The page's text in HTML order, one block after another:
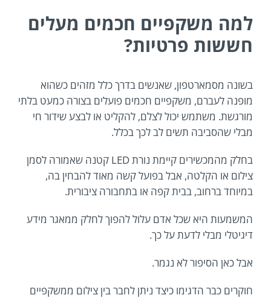
למה משקפיים חכמים מעלים
חששות פרטיות?
בשונה מסמארטפון, שאנשים בדרך כלל מזהים כשהוא
מופנה לעברם, משקפיים חכמים פועלים בצורה כמעט בלתי
מורגשת. משתמש יכול לצלם, להקליט או לבצע שידור חי
מבלי שהסביבה תשים לב לכך בכלל.
בחלק מהמכשירים קיימת נורת LED קטנה שאמורה לסמן
צילום או הקלטה, אבל בפועל קשה מאוד להבחין בה,
במיוחד ברחוב, בבית קפה או בתחבורה ציבורית.
המשמעות היא שכל אדם עלול להפוך לחלק ממאגר מידע
דיגיטלי מבלי לדעת על כך.
אבל כאן הסיפור לא נגמר.
חוקרים כבר הדגימו כיצד ניתן לחבר בין צילום ממשקפיים